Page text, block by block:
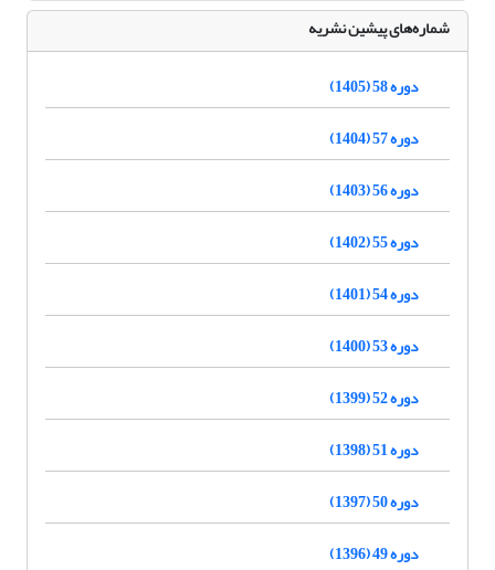
شماره‌های پیشین نشریه
دوره 58 (1405)
دوره 57 (1404)
دوره 56 (1403)
دوره 55 (1402)
دوره 54 (1401)
دوره 53 (1400)
دوره 52 (1399)
دوره 51 (1398)
دوره 50 (1397)
دوره 49 (1396)